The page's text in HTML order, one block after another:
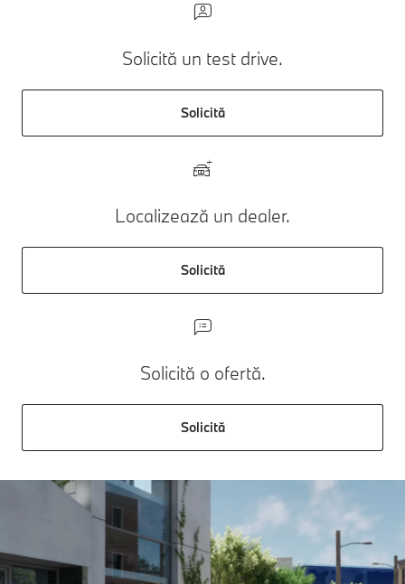
Solicită un test drive.
Solicită
Localizează un dealer.
Solicită
Solicită o ofertă.
Solicită